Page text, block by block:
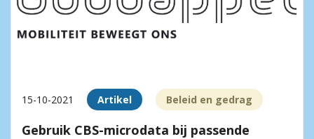
15-10-2021 Artikel Beleid en gedrag
Gebruik CBS-microdata bij passende